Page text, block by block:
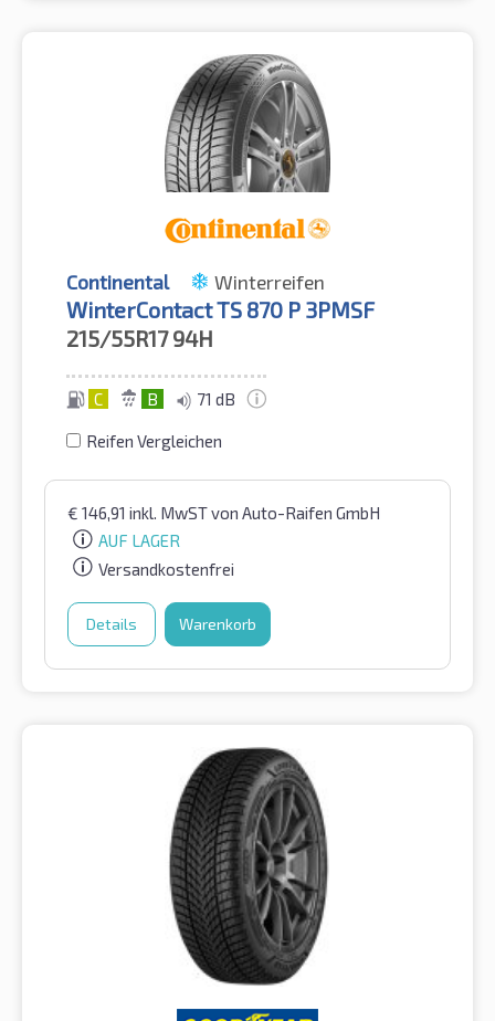
Continental Winterreifen
WinterContact TS 870 P 3PMSF
215/55R17 94H
C B 71 dB
Reifen Vergleichen
€ 146,91 inkl. MwSTvon Auto-Raifen GmbH
AUF LAGER
Versandkostenfrei
Details Warenkorb